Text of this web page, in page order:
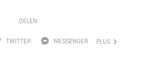
DELEN:
TWITTER MESSENGER PLUS